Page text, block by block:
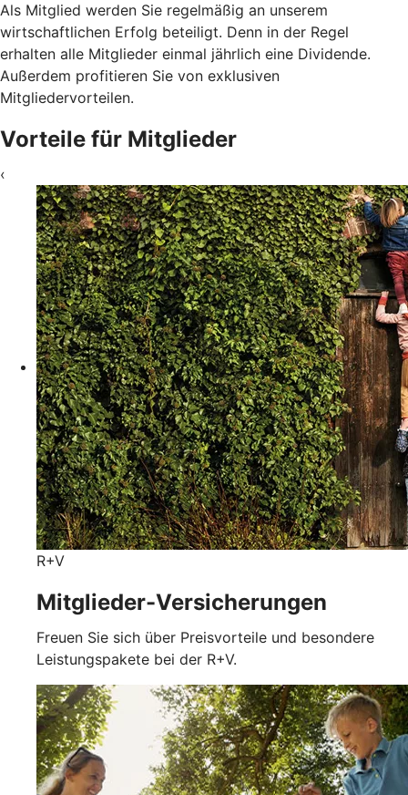
Als Mitglied werden Sie regelmäßig an unserem
wirtschaftlichen Erfolg beteiligt. Denn in der Regel
erhalten alle Mitglieder einmal jährlich eine Dividende.
Außerdem profitieren Sie von exklusiven
Mitgliedervorteilen.
Vorteile für Mitglieder
‹
R+V
Mitglieder-Versicherungen
Freuen Sie sich über Preisvorteile und besondere
Leistungspakete bei der R+V.